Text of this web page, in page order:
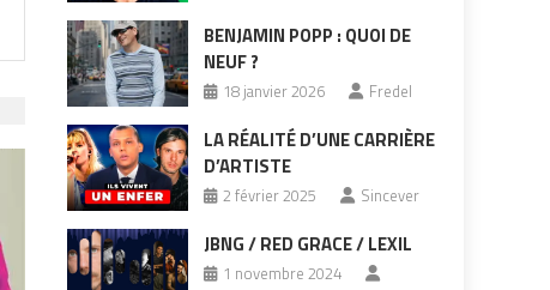
BENJAMIN POPP : QUOI DE
NEUF ?
18 janvier 2026 Fredel
LA RÉALITÉ D’UNE CARRIÈRE
D’ARTISTE
2 février 2025 Sincever
JBNG / RED GRACE / LEXIL
1 novembre 2024